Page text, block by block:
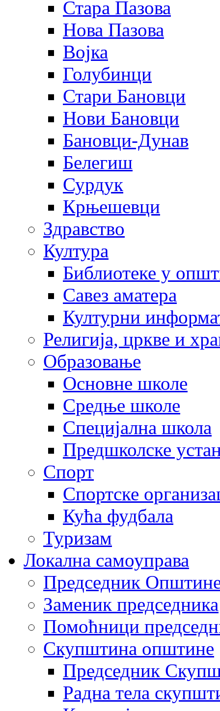
Стара Пазова
Нова Пазова
Војка
Голубинци
Стари Бановци
Нови Бановци
Бановци-Дунав
Белегиш
Сурдук
Крњешевци
Здравство
Култура
Библиотеке у
Савез аматера
Културни
Религија, цркве и
Образовање
Основне школе
Средње школе
Специјална школа
Предшколске
Спорт
Спортске
Кућа фудбала
Туризам
Локална самоуправа
Председник
Заменик председника
Помоћници
Скупштина општине
Председник
Радна тела